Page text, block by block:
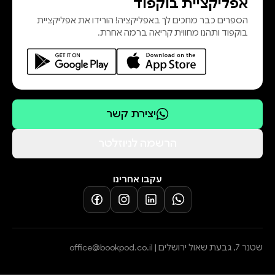
הספרים כבר מחכים לך באפליקציה! הורידו את אפליקציית
בוקפוד ותהנו מחווית קריאה ברמה אחרת.
יצירת קשר
עקבו אחרינו
שטנר 7, גבעת שאול ירושלים | office@bookpod.co.il